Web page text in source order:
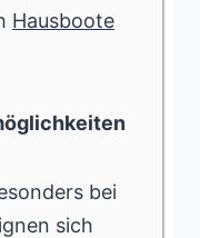
Hausboote
bei
sich